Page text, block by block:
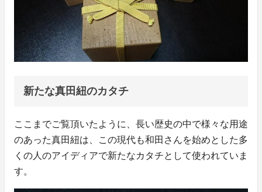
新たな真田紐のカタチ
ここまでご覧頂いたように、長い歴史の中で様々な用途
のあった真田紐は、この現代も和田さんを始めとした多
くの人のアイディアで新たなカタチとして使われていま
す。